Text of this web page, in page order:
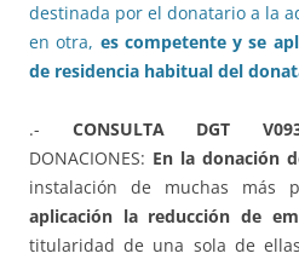
destinada por el donatario a la
en otra, es competente y se
de residencia habitual del
.- CONSULTA DGT
DONACIONES: En la donación
instalación de muchas más
aplicación la reducción de
titularidad de una sola de